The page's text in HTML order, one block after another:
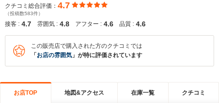
クチコミ総合評価： 4.7
（投稿数583件）
接客 : 4.7 雰囲気 : 4.8 アフター : 4.6 品質 : 4.6
この販売店で購入された方のクチコミでは
「 お店の雰囲気 」が特に評価されています
お店TOP 地図&アクセス 在庫一覧 クチコミ